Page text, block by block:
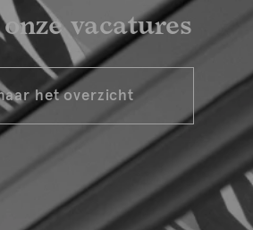
vacatures
het overzicht